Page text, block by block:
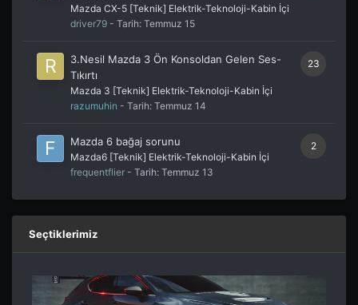
Mazda CX-5 [Teknik] Elektrik-Teknoloji-Kabin İçi
driver79 - Tarih: Temmuz 15
23
3.Nesil Mazda 3 Ön Konsoldan Gelen Ses-
Tıkırtı
Mazda 3 [Teknik] Elektrik-Teknoloji-Kabin İçi
razumuhin - Tarih: Temmuz 14
2
Mazda 6 bağaj sorunu
Mazda6 [Teknik] Elektrik-Teknoloji-Kabin İçi
frequentflier - Tarih: Temmuz 13
Seçtiklerimiz